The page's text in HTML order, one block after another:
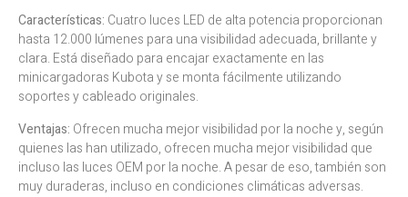
Características: Cuatro luces LED de alta potencia proporcionan
hasta 12.000 lúmenes para una visibilidad adecuada, brillante y
clara. Está diseñado para encajar exactamente en las
minicargadoras Kubota y se monta fácilmente utilizando
soportes y cableado originales.
Ventajas: Ofrecen mucha mejor visibilidad por la noche y, según
quienes las han utilizado, ofrecen mucha mejor visibilidad que
incluso las luces OEM por la noche. A pesar de eso, también son
muy duraderas, incluso en condiciones climáticas adversas.